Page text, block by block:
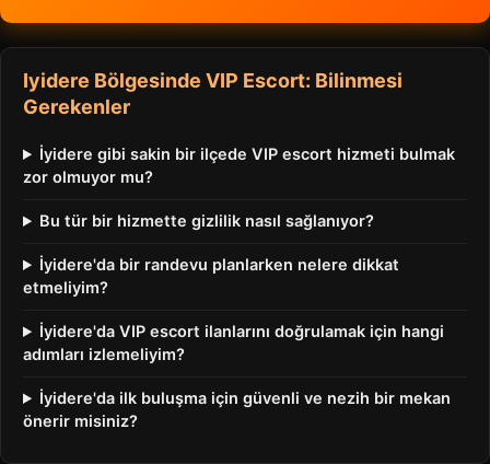
Iyidere Bölgesinde VIP Escort: Bilinmesi
Gerekenler
İyidere gibi sakin bir ilçede VIP escort hizmeti bulmak
zor olmuyor mu?
Bu tür bir hizmette gizlilik nasıl sağlanıyor?
İyidere'da bir randevu planlarken nelere dikkat
etmeliyim?
İyidere'da VIP escort ilanlarını doğrulamak için hangi
adımları izlemeliyim?
İyidere'da ilk buluşma için güvenli ve nezih bir mekan
önerir misiniz?